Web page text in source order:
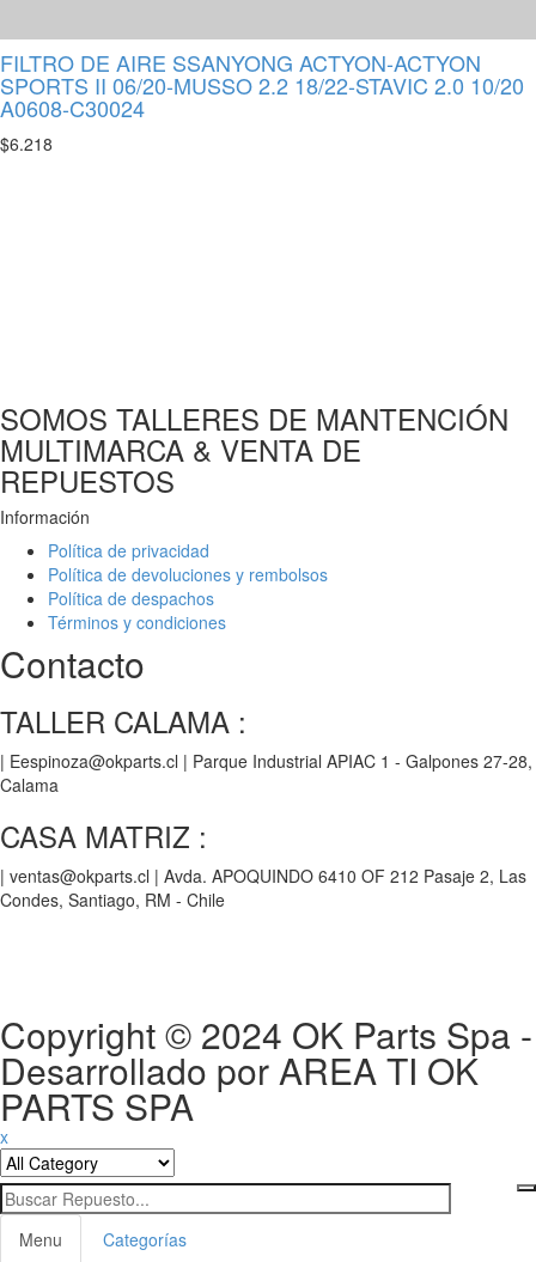
FILTRO DE AIRE SSANYONG ACTYON-ACTYON
SPORTS II 06/20-MUSSO 2.2 18/22-STAVIC 2.0 10/20
A0608-C30024
$6.218
SOMOS TALLERES DE MANTENCIÓN
MULTIMARCA & VENTA DE
REPUESTOS
Información
Política de privacidad
Política de devoluciones y rembolsos
Política de despachos
Términos y condiciones
Contacto
TALLER CALAMA :
| Eespinoza@okparts.cl | Parque Industrial APIAC 1 - Galpones 27-28,
Calama
CASA MATRIZ :
| ventas@okparts.cl | Avda. APOQUINDO 6410 OF 212 Pasaje 2, Las
Condes, Santiago, RM - Chile
Copyright © 2024 OK Parts Spa -
Desarrollado por AREA TI OK
PARTS SPA
x
Menu Categorías